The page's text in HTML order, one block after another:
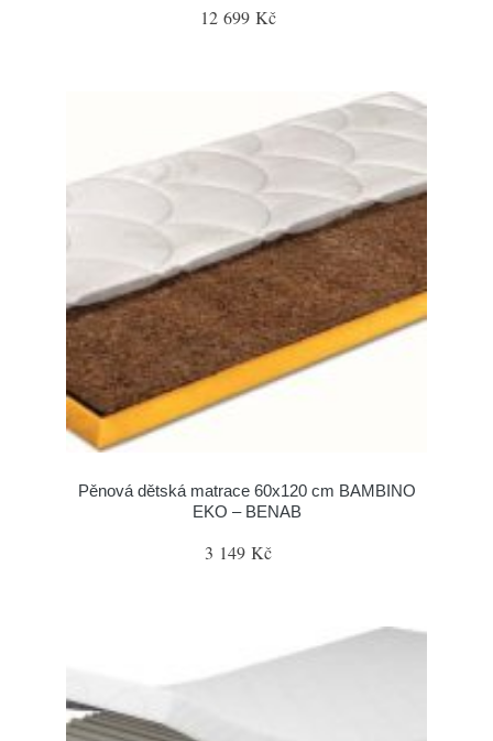
12 699 Kč
Pěnová dětská matrace 60x120 cm BAMBINO
EKO – BENAB
3 149 Kč